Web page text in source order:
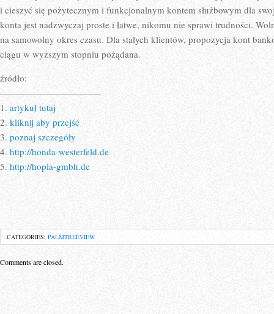
i cieszyć się pożytecznym i funkcjonalnym kontem służbowym dla
konta jest nadzwyczaj proste i łatwe, nikomu nie sprawi trudności.
na samowolny okres czasu. Dla stałych klientów, propozycja kont
ciągu w wyższym stopniu pożądana.
źródło:
———————————
1. artykuł tutaj
2. kliknij aby przejść
3. poznaj szczegóły
4. http://honda-westerfeld.de
5. http://hopla-gmbh.de
CATEGORIES: PALMTREEVIEW
Comments are closed.